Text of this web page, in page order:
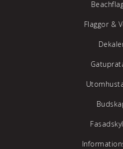
Flaggor &